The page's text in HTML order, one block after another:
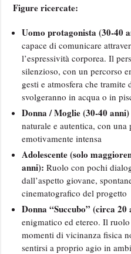
Figure ricercate:
Uomo protagonista (30-40
capace di comunicare
l’espressività corporea. Il
silenzioso, con un percorso
gesti e atmosfera che
svolgeranno in acqua o in
Donna / Moglie (30-40
naturale e autentica, con una
emotivamente intensa
Adolescente (solo
anni):Ruolo con pochi
dall’aspetto giovane,
cinematografico del progetto
Donna “Succubo” (circa
enigmatico ed etereo. Il
momenti di vicinanza fisica
sentirsi a proprio agio in